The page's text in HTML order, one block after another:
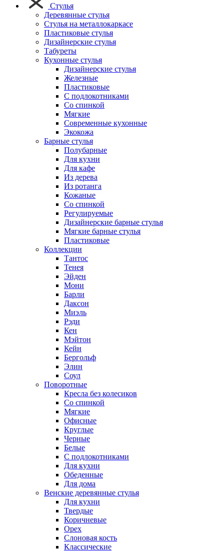
Стулья
Деревянные стулья
Стулья на металлокаркасе
Пластиковые стулья
Дизайнерские стулья
Табуреты
Кухонные стулья
Дизайнерские стулья
Железные
Пластиковые
С подлокотниками
Со спинкой
Мягкие
Современные кухонные
Экокожа
Барные стулья
Полубарные
Для кухни
Для кафе
Из дерева
Из ротанга
Кожаные
Со спинкой
Регулируемые
Дизайнерские барные стулья
Мягкие барные стулья
Пластиковые
Коллекции
Тантос
Тенея
Эйден
Мони
Барли
Даксон
Миэль
Рэди
Кен
Мэйтон
Кейн
Бергольф
Элин
Соул
Поворотные
Кресла без колесиков
Со спинкой
Мягкие
Офисные
Круглые
Черные
Белые
С подлокотниками
Для кухни
Обеденные
Для дома
Венские деревянные стулья
Для кухни
Твердые
Коричневые
Орех
Слоновая кость
Классические